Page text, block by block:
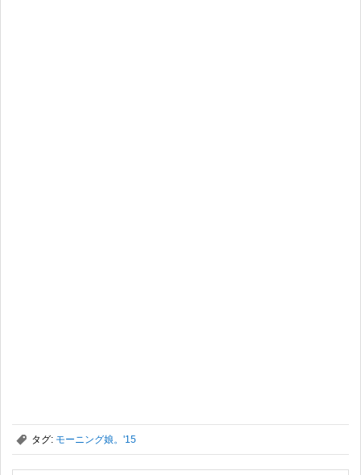
, タグ: モーニング娘。'15